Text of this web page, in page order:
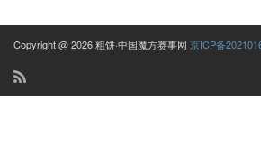
Copyright @ 2026 粗饼·中国魔方赛事网 京ICP备